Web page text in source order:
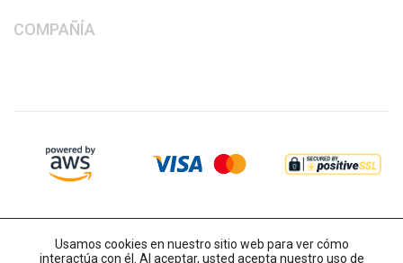
COMPAÑÍA
Usamos cookies en nuestro sitio web para ver cómo
interactúa con él. Al aceptar, usted acepta nuestro uso de